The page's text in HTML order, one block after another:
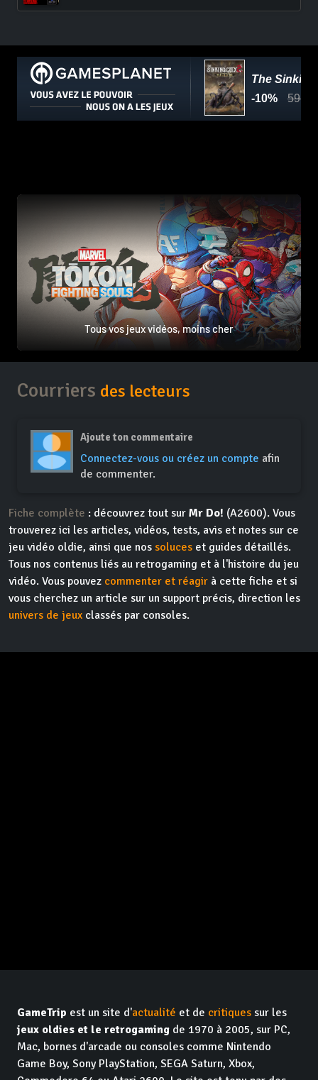
Tous vos jeux vidéos, moins cher
Courriers des lecteurs
Ajoute ton commentaire
Connectez-vous ou créez un compte afin
de commenter.
Fiche complète : découvrez tout sur Mr Do! (A2600). Vous
trouverez ici les articles, vidéos, tests, avis et notes sur ce
jeu vidéo oldie, ainsi que nos soluces et guides détaillés.
Tous nos contenus liés au retrogaming et à l'histoire du jeu
vidéo. Vous pouvez commenter et réagir à cette fiche et si
vous cherchez un article sur un support précis, direction les
univers de jeux classés par consoles.
GameTrip est un site d'actualité et de critiques sur les
jeux oldies et le retrogaming de 1970 à 2005, sur PC,
Mac, bornes d'arcade ou consoles comme Nintendo
Game Boy, Sony PlayStation, SEGA Saturn, Xbox,